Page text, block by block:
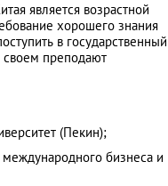
является возрастной
хорошего знания
в государственный
своем преподают
(Пекин);
бизнеса и